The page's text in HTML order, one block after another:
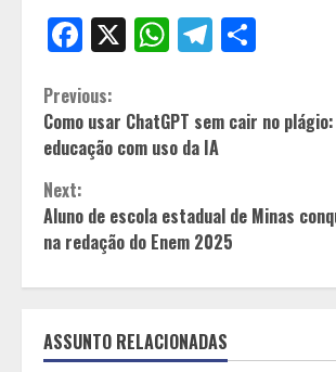
Facebook
X WhatsApp
Telegram
Continue
Reading
Previous:
Como usar ChatGPT sem cair no
educação com uso da IA
Next:
Aluno de escola estadual de Minas
na redação do Enem 2025
ASSUNTO RELACIONADAS